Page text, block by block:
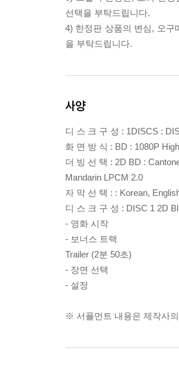
선택을 부탁드립니다.
4) 한정판 상품의 변심, 오
을 부탁드립니다.
사양
디 스 크 구 성 : 1DISCS :
화 면 방 식 : BD : 1080P
더 빙 선 택 : 2D BD :
Mandarin LPCM 2.0
자 막 선 택 : : Korean,
디 스 크 구 성 : DISC 1 2D
- 영화 시작
- 보너스 트랙
Trailer (2분 50초)
- 장면 선택
- 설정
※ 서플먼트 내용은 제작사